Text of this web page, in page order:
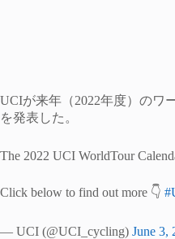
UCIが来年（2022年度）のワ
を発表した。
The 2022 UCI WorldTour
Click below to find out more 👇
— UCI (@UCI_cycling) June 3,